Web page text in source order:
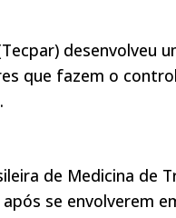
desenvolveu
que fazem o
de Medicina de
se envolverem